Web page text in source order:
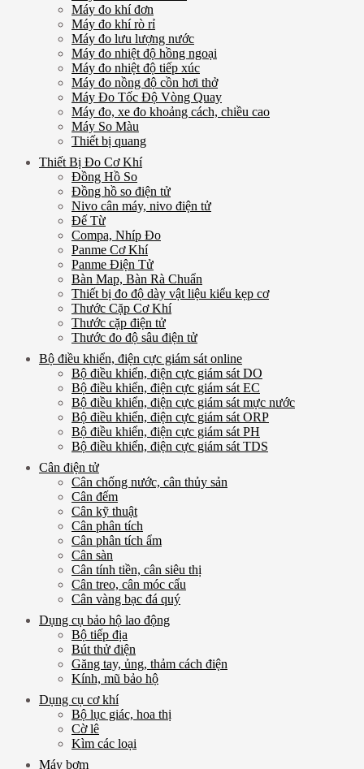
Máy đo khí đơn
Máy đo khí rò rỉ
Máy đo lưu lượng nước
Máy đo nhiệt độ hồng ngoại
Máy đo nhiệt độ tiếp xúc
Máy đo nồng độ cồn hơi thở
Máy Đo Tốc Độ Vòng Quay
Máy đo, xe đo khoảng cách, chiều cao
Máy So Màu
Thiết bị quang
Thiết Bị Đo Cơ Khí
Đồng Hồ So
Đồng hồ so điện tử
Nivo cân máy, nivo điện tử
Đế Từ
Compa, Nhíp Đo
Panme Cơ Khí
Panme Điện Tử
Bàn Map, Bàn Rà Chuẩn
Thiết bị đo độ dày vật liệu kiểu kẹp cơ
Thước Cặp Cơ Khí
Thước cặp điện tử
Thước đo độ sâu điện tử
Bộ điều khiển, điện cực giám sát online
Bộ điều khiển, điện cực giám sát DO
Bộ điều khiển, điện cực giám sát EC
Bộ điều khiển, điện cực giám sát mực nước
Bộ điều khiển, điện cực giám sát ORP
Bộ điều khiển, điện cực giám sát PH
Bộ điều khiển, điện cực giám sát TDS
Cân điện tử
Cân chống nước, cân thủy sản
Cân đếm
Cân kỹ thuật
Cân phân tích
Cân phân tích ẩm
Cân sàn
Cân tính tiền, cân siêu thị
Cân treo, cân móc cẩu
Cân vàng bạc đá quý
Dụng cụ bảo hộ lao động
Bộ tiếp địa
Bút thử điện
Găng tay, ủng, thảm cách điện
Kính, mũ bảo hộ
Dụng cụ cơ khí
Bộ lục giác, hoa thị
Cờ lê
Kìm các loại
Máy bơm